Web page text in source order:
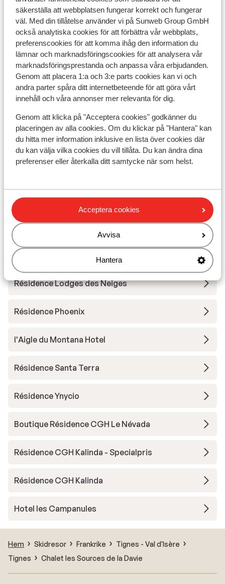
säkerställa att webbplatsen fungerar korrekt och fungerar
väl. Med din tillåtelse använder vi på Sunweb Group GmbH
också analytiska cookies för att förbättra vår webbplats,
preferenscookies för att komma ihåg den information du
lämnar och marknadsföringscookies för att analysera vår
marknadsföringsprestanda och anpassa våra erbjudanden.
Genom att placera 1:a och 3:e parts cookies kan vi och
andra parter spåra ditt internetbeteende för att göra vårt
innehåll och våra annonser mer relevanta för dig.
Genom att klicka på "Acceptera cookies" godkänner du
placeringen av alla cookies. Om du klickar på "Hantera" kan
du hitta mer information inklusive en lista över cookies där
du kan välja vilka cookies du vill tillåta. Du kan ändra dina
preferenser eller återkalla ditt samtycke när som helst.
Acceptera cookies
Avvisa
Hantera
Skidskola
Utrustning
Andra boenden i Tignes - Val d'Isère
Hotel Voulezvous
Chalet Skadi - Extra lägenheter
Résidence Le Jhana
Hotel Club Belambra Tignes Val Claret
Résidence Boutique CGH Le Lodge des Neiges
Résidence Lodges des Neiges
Résidence Phoenix
l'Aigle du Montana Hotel
Résidence Santa Terra
Résidence Ynycio
Boutique Résidence CGH Le Névada
Résidence CGH Kalinda - Specialpris
Résidence CGH Kalinda
Hotel les Campanules
Hem Skidresor Frankrike
Tignes - Val d'Isère
Tignes
Chalet les Sources de la Davie